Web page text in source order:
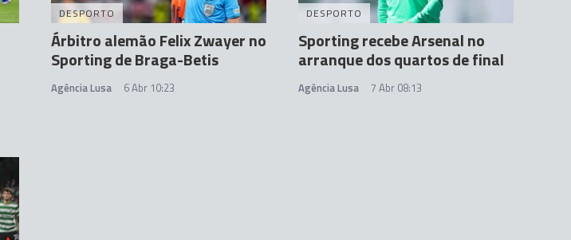
DESPORTO
Árbitro alemão Felix Zwayer no
Sporting de Braga-Betis
Agência Lusa 6 Abr 10:23
DESPORTO
Sporting recebe Arsenal no
arranque dos quartos de final
Agência Lusa 7 Abr 08:13